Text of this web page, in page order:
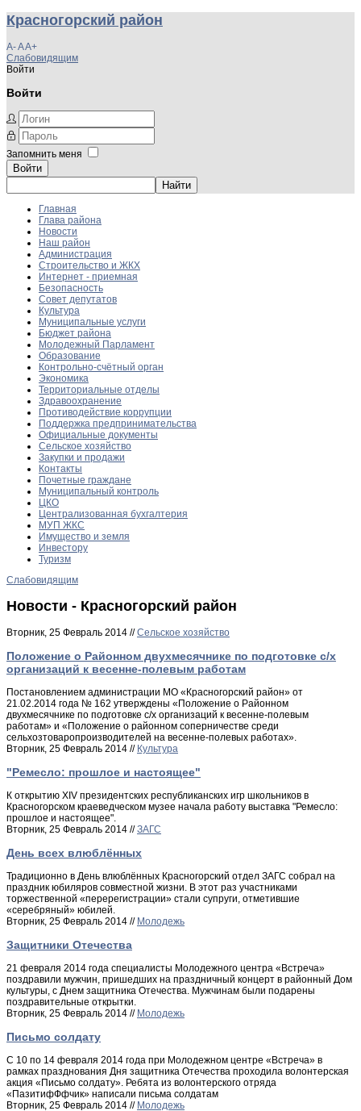
Красногорский район
A-AA+
Слабовидящим
Войти
Войти
Запомнить меня
Войти
Главная
Глава района
Новости
Наш район
Администрация
Строительство и ЖКХ
Интернет - приемная
Безопасность
Совет депутатов
Культура
Муниципальные услуги
Бюджет района
Молодежный Парламент
Образование
Контрольно-счётный орган
Экономика
Территориальные отделы
Здравоохранение
Противодействие коррупции
Поддержка предпринимательства
Официальные документы
Сельское хозяйство
Закупки и продажи
Контакты
Почетные граждане
Муниципальный контроль
ЦКО
Централизованная бухгалтерия
МУП ЖКС
Имущество и земля
Инвестору
Туризм
Слабовидящим
Новости - Красногорский район
Вторник, 25 Февраль 2014 //Сельское хозяйство
Положение о Районном двухмесячнике по подготовке с/х
организаций к весенне-полевым работам
Постановлением администрации МО «Красногорский район» от
21.02.2014 года № 162 утверждены «Положение о Районном
двухмесячнике по подготовке с/х организаций к весенне-полевым
работам» и «Положение о районном соперничестве среди
сельхозтоваропроизводителей на весенне-полевых работах».
Вторник, 25 Февраль 2014 // Культура
"Ремесло: прошлое и настоящее"
К открытию XIV президентских республиканских игр школьников в
Красногорском краеведческом музее начала работу выставка "Ремесло:
прошлое и настоящее".
Вторник, 25 Февраль 2014 //ЗАГС
День всех влюблённых
Традиционно в День влюблённых Красногорский отдел ЗАГС собрал на
праздник юбиляров совместной жизни. В этот раз участниками
торжественной «перерегистрации» стали супруги, отметившие
«серебряный» юбилей.
Вторник, 25 Февраль 2014 // Молодежь
Защитники Отечества
21 февраля 2014 года специалисты Молодежного центра «Встреча»
поздравили мужчин, пришедших на праздничный концерт в районный Дом
культуры, с Днем защитника Отечества. Мужчинам были подарены
поздравительные открытки.
Вторник, 25 Февраль 2014 // Молодежь
Письмо солдату
С 10 по 14 февраля 2014 года при Молодежном центре «Встреча» в
рамках празднования Дня защитника Отечества проходила волонтерская
акция «Письмо солдату». Ребята из волонтерского отряда
«ПазитифФфчик» написали письма солдатам
Вторник, 25 Февраль 2014 // Молодежь